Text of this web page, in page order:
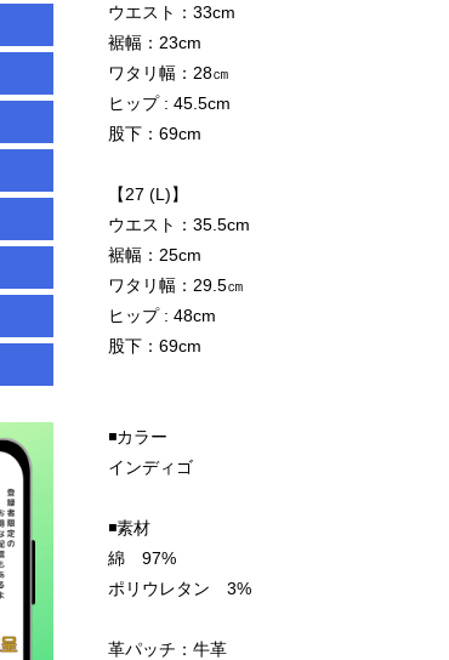
ウエスト：33cm
裾幅：23cm
ワタリ幅：28㎝
ヒップ : 45.5cm
股下：69cm
【27 (L)】
ウエスト：35.5cm
裾幅：25cm
ワタリ幅：29.5㎝
ヒップ : 48cm
股下：69cm
◾️カラー
インディゴ
◾️素材
綿 97%
ポリウレタン 3%
革パッチ：牛革